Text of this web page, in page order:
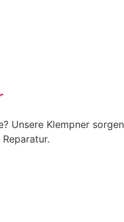
Unsere Klempner sorgen